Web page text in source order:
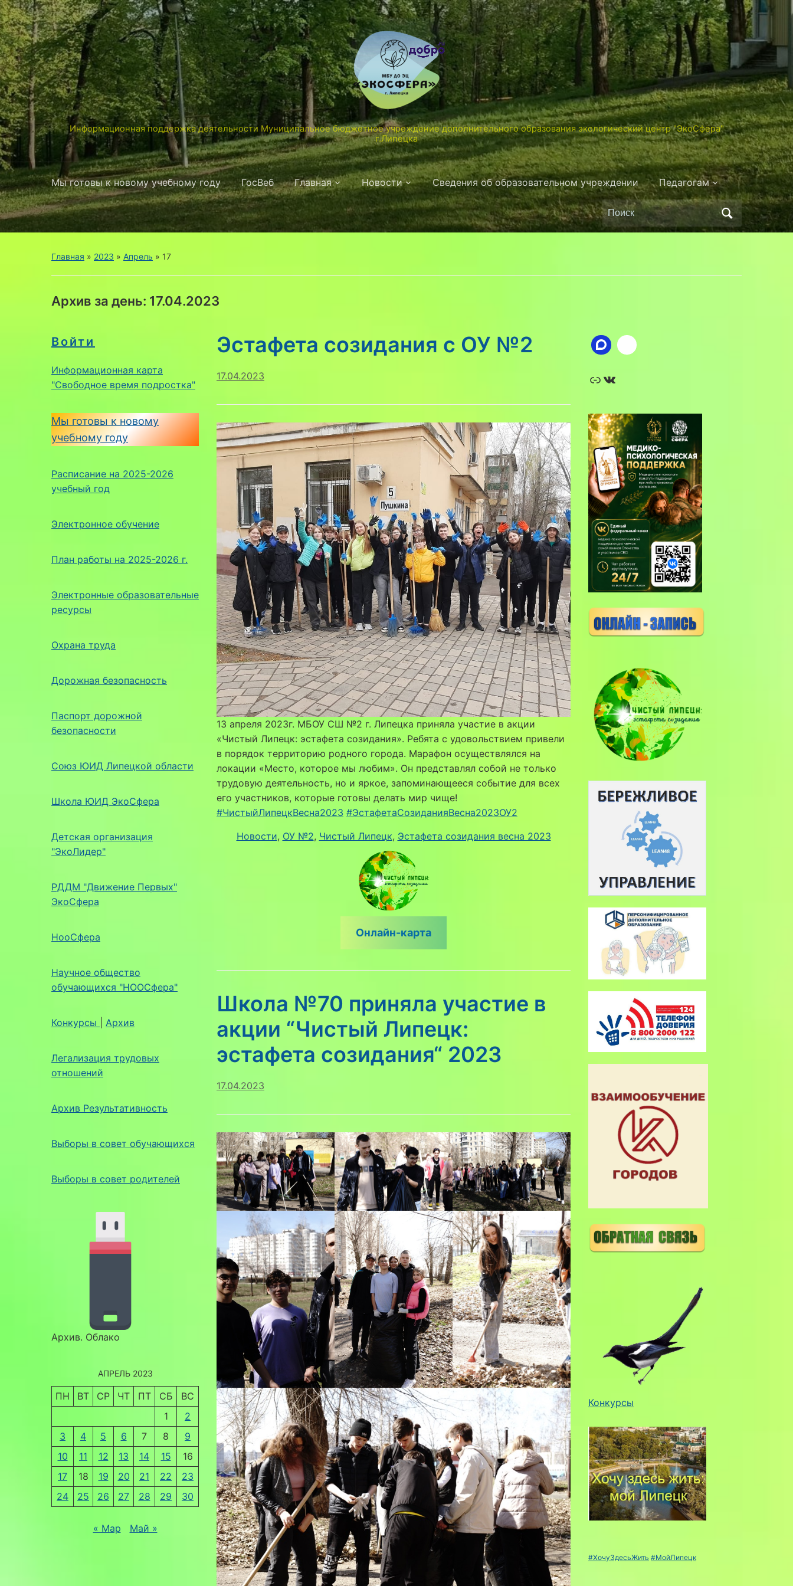
Информационная поддержка деятельности Муниципальное бюджетное учреждение дополнительного образования экологический центр "ЭкоСфера"
г.Липецка
Мы готовы к новому учебному году ГосВеб Главная Новости Сведения об образовательном учреждении Педагогам
Поиск
по:
Главная » 2023 » Апрель » 17
Архив за день: 17.04.2023
Войти
Информационная карта
"Свободное время подростка"
Мы готовы к новому
учебному году
Расписание на 2025-2026
учебный год
Электронное обучение
План работы на 2025-2026 г.
Электронные образовательные
ресурсы
Охрана труда
Дорожная безопасность
Паспорт дорожной
безопасности
Союз ЮИД Липецкой области
Школа ЮИД ЭкоСфера
Детская организация
"ЭкоЛидер"
РДДМ "Движение Первых"
ЭкоСфера
НооСфера
Научное общество
обучающихся "НООСфера"
Конкурсы Архив
Легализация трудовых
отношений
Архив Результативность
Выборы в совет обучающихся
Выборы в совет родителей
Архив. Облако
АПРЕЛЬ 2023
ПН ВТ СР ЧТ ПТ СБ
ВС
1
2
3
4 5 6 7 8
9
10
11 12 13 14 15
16
17
18 19 20 21 22
23
24
25 26 27 28 29 30
« Мар Май »
Эстафета созидания с ОУ №2
17.04.2023
13 апреля 2023г. МБОУ СШ №2 г. Липецка приняла участие в акции
«Чистый Липецк: эстафета созидания». Ребята с удовольствием привели
в порядок территорию родного города. Марафон осуществлялся на
локации «Место, которое мы любим». Он представлял собой не только
трудовую деятельность, но и яркое, запоминающееся событие для всех
его участников, которые готовы делать мир чище!
#ЧистыйЛипецкВесна2023 #ЭстафетаСозиданияВесна2023ОУ2
Новости, ОУ №2, Чистый Липецк, Эстафета созидания весна 2023
Онлайн-карта
Школа №70 приняла участие в
акции “Чистый Липецк:
эстафета созидания“ 2023
17.04.2023
Ссылка
Конкурсы
#ХочуЗдесьЖить #МойЛипецк